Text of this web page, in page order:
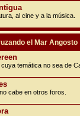
al cine y a la música.
el Mar Angosto
temática no sea de
cabe en otros foros.